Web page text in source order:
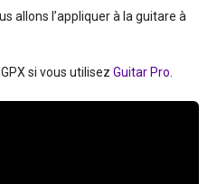
allons l’appliquer à la guitare à
si vous utilisez Guitar Pro